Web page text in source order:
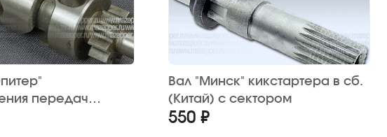
передач
Вал "Минск" кикстартера в сб.
(Китай) с сектором
550 ₽